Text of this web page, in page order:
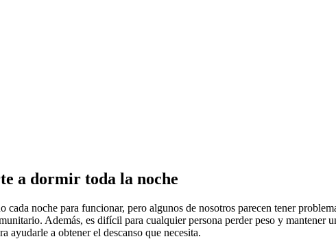
a dormir toda la noche
cada noche para funcionar, pero algunos de nosotros parecen tener
Además, es difícil para cualquier persona perder peso y
ayudarle a obtener el descanso que necesita.